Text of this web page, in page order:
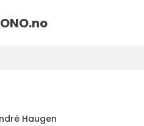
no
Haugen